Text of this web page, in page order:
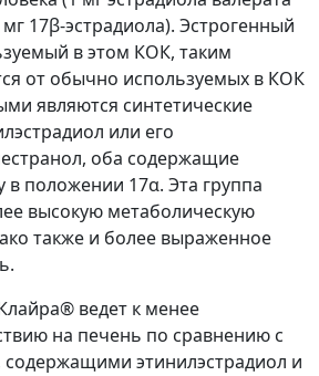
мг 17β-эстрадиола). Эстрогенный
в этом КОК, таким
от обычно используемых в КОК
являются синтетические
или его
оба содержащие
в положении 17α. Эта группа
высокую метаболическую
также и более выраженное
ведет к менее
на печень по сравнению с
этинилэстрадиол и